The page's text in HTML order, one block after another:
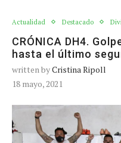
Actualidad Destacado
CRÓNICA DH4.
hasta el último
written byCristina Ripoll
18 mayo, 2021